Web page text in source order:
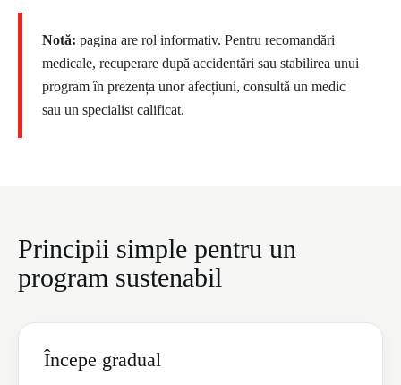
Notă: pagina are rol informativ. Pentru recomandări
medicale, recuperare după accidentări sau stabilirea unui
program în prezența unor afecțiuni, consultă un medic
sau un specialist calificat.
Principii simple pentru un
program sustenabil
Începe gradual